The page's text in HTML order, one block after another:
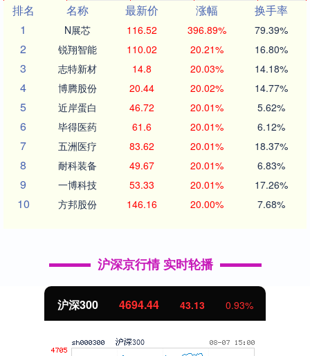
排名
名称 最新价 涨幅
换手率
1
N展芯 116.52 396.89% 79.39%
2 锐翔智能 110.02 20.21% 16.80%
3 志特新材 14.8 20.03% 14.18%
4 博腾股份 20.44 20.02% 14.77%
5 近岸蛋白 46.72 20.01% 5.62%
6 毕得医药 61.6 20.01% 6.12%
7 五洲医疗 83.62 20.01% 18.37%
8 耐科装备 49.67 20.01% 6.83%
9 一博科技 53.33 20.01% 17.26%
10 方邦股份 146.16 20.00% 7.68%
沪深京行情 实时轮播
北证50 1134.24 11.37